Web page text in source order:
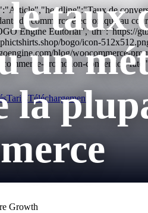
de
du commerce électronique au
Engine Editorial","url":"https://
bogo/icon-
blog/woocommerce-
promotion-conversion-
TarifsTéléchargements
taux
un
la
Growth